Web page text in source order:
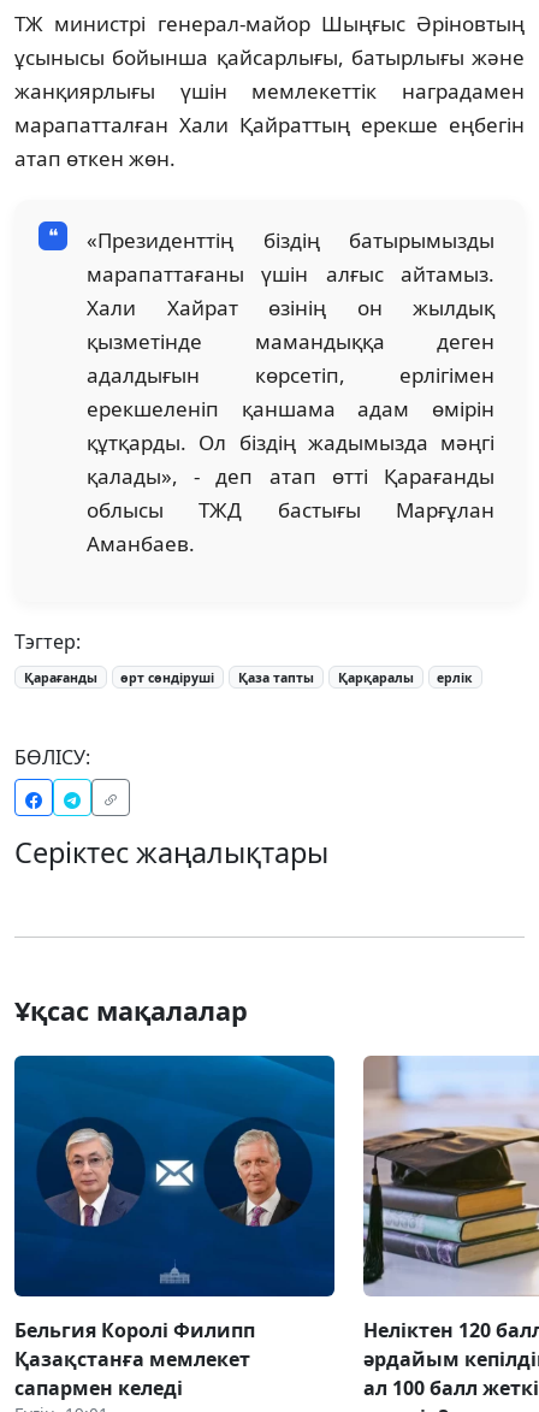
ТЖ министрі генерал-майор Шыңғыс Әріновтың
ұсынысы бойынша қайсарлығы, батырлығы және
жанқиярлығы үшін мемлекеттік наградамен
марапатталған Хали Қайраттың ерекше еңбегін
атап өткен жөн.
«Президенттің біздің батырымызды
марапаттағаны үшін алғыс айтамыз.
Хали Хайрат өзінің он жылдық
қызметінде мамандыққа деген
адалдығын көрсетіп, ерлігімен
ерекшеленіп қаншама адам өмірін
құтқарды. Ол біздің жадымызда мәңгі
қалады», - деп атап өтті Қарағанды
облысы ТЖД бастығы Марғұлан
Аманбаев.
Тэгтер:
Қарағанды өрт сөндіруші Қаза тапты Қарқаралы ерлік
БӨЛІСУ:
Серіктес жаңалықтары
Ұқсас мақалалар
Бельгия Королі Филипп
Қазақстанға мемлекет
сапармен келеді
Неліктен 120
әрдайым
ал 100 балл